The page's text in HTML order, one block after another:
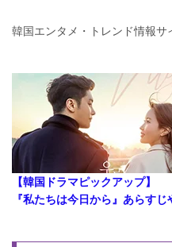
韓国エンタメ・トレンド情報サ
【韓国ドラマピックアップ】
『私たちは今日から』あらす